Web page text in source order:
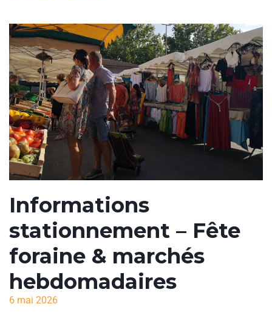
Informations
stationnement – Fête
foraine & marchés
hebdomadaires
6 mai 2026